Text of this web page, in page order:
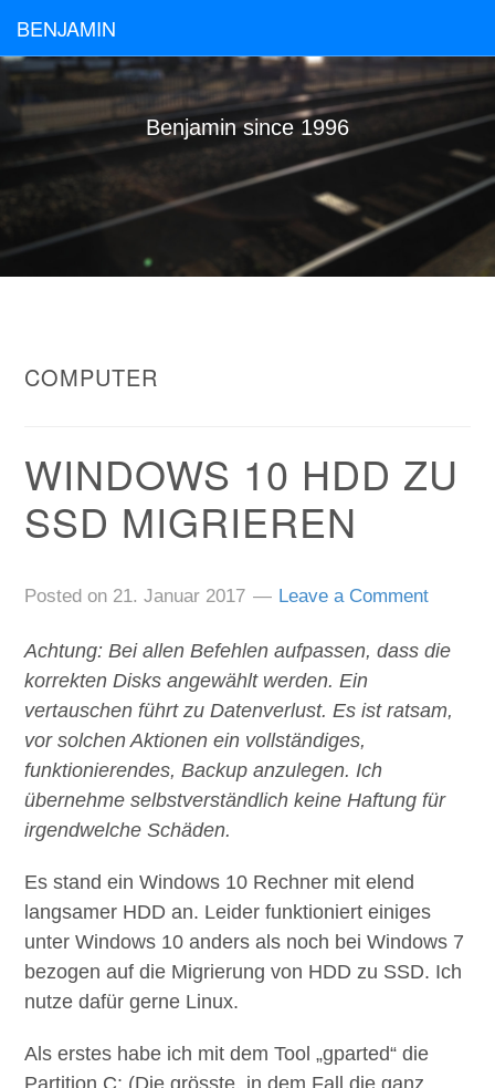
BENJAMIN
Benjamin since 1996
COMPUTER
WINDOWS 10 HDD ZU
SSD MIGRIEREN
Posted on 21. Januar 2017 Leave a Comment
Achtung: Bei allen Befehlen aufpassen, dass die
korrekten Disks angewählt werden. Ein
vertauschen führt zu Datenverlust. Es ist ratsam,
vor solchen Aktionen ein vollständiges,
funktionierendes, Backup anzulegen. Ich
übernehme selbstverständlich keine Haftung für
irgendwelche Schäden.
Es stand ein Windows 10 Rechner mit elend
langsamer HDD an. Leider funktioniert einiges
unter Windows 10 anders als noch bei Windows 7
bezogen auf die Migrierung von HDD zu SSD. Ich
nutze dafür gerne Linux.
Als erstes habe ich mit dem Tool „gparted“ die
Partition C: (Die grösste, in dem Fall die ganz